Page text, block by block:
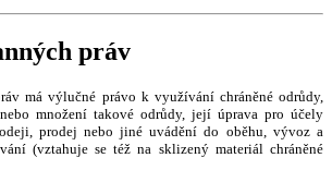
práv
má výlučné právo k využívání chráněné odrůdy,
množení takové odrůdy, její úprava pro účely
prodej nebo jiné uvádění do oběhu, vývoz a
(vztahuje se též na sklizený materiál chráněné